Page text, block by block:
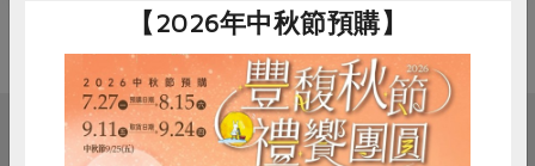
相關活動
【2026年中秋節預購】